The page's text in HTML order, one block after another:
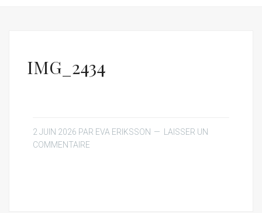
IMG_2434
2 JUIN 2026 PAR EVA ERIKSSON
LAISSER UN
COMMENTAIRE